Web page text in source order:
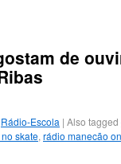
de
Rádio-Escola | Also tagged
skate, rádio manecão